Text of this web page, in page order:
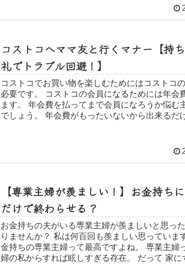
コストコへママ友と行くマナー【持
礼でトラブル回避！】
コストコでお買い物を楽しむためにはコストコ
必要です。 コストコの会員になるためには年会
ます。 年会費を払ってまで会員になろうか悩む
でしょう。 年会費がもったいないから出来るだ
【専業主婦が羨ましい！】お金持ち
だけで終わらせる？
お金持ちの夫がいる専業主婦が羨ましいと思っ
りませんか？ 私は何百回も羨ましい思っていま
金持ちの専業主婦って最高ですよね。 専業主婦
婦の私からすれば眩しすぎる存在。 だって 家に